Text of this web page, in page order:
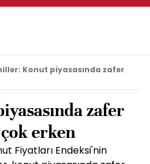
Konut piyasasında zafer
zafer
erken
Fiyatları Endeksi'nin